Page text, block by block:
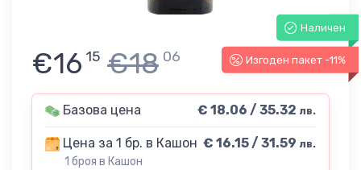
Наличен
Изгоден пакет -11%
€16 15 €18 06
Базова цена € 18.06 / 35.32 лв.
Цена за 1 бр. в Кашон
1 броя в Кашон
€ 16.15 / 31.59 лв.